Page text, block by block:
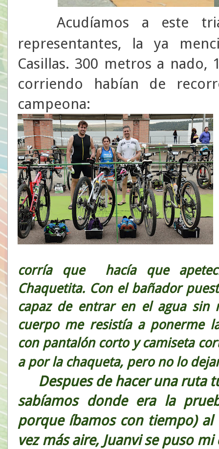
Acudíamos a este
representantes, la ya
Casillas. 300 metros a
corriendo habían de
campeona:
corría que hacía que
Chaquetita. Con el bañador
capaz de entrar en el agua sin
cuerpo me resistía a ponerme
con pantalón corto y camiseta
a por la chaqueta, pero no lo
Despues de hacer una ruta
sabíamos donde era la
porque íbamos con tiempo) al
vez más aire, Juanvi se puso